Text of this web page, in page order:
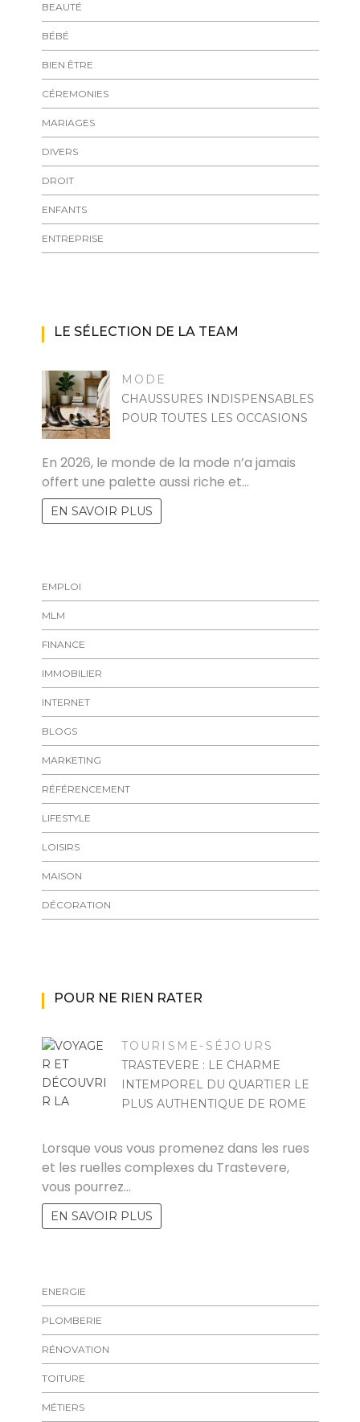
BEAUTÉ
BÉBÉ
BIEN ÊTRE
CÉREMONIES
MARIAGES
DIVERS
DROIT
ENFANTS
ENTREPRISE
LE SÉLECTION DE LA TEAM
MODE
CHAUSSURES INDISPENSABLES
POUR TOUTES LES OCCASIONS
En 2026, le monde de la mode n’a jamais
offert une palette aussi riche et…
EN SAVOIR PLUS
EMPLOI
MLM
FINANCE
IMMOBILIER
INTERNET
BLOGS
MARKETING
RÉFÉRENCEMENT
LIFESTYLE
LOISIRS
MAISON
DÉCORATION
POUR NE RIEN RATER
TOURISME-SÉJOURS
TRASTEVERE : LE CHARME
INTEMPOREL DU QUARTIER LE
PLUS AUTHENTIQUE DE ROME
Lorsque vous vous promenez dans les rues
et les ruelles complexes du Trastevere,
vous pourrez…
EN SAVOIR PLUS
ENERGIE
PLOMBERIE
RÉNOVATION
TOITURE
MÉTIERS